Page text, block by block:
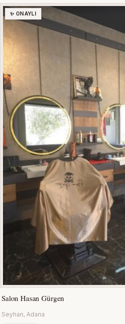
✨ ONAYLI
Salon Hasan Gürgen
Seyhan, Adana